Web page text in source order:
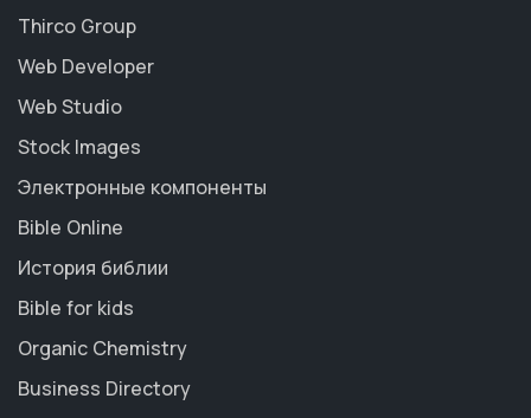
Thirco Group
Web Developer
Web Studio
Stock Images
Электронные компоненты
Bible Online
История библии
Bible for kids
Organic Chemistry
Business Directory